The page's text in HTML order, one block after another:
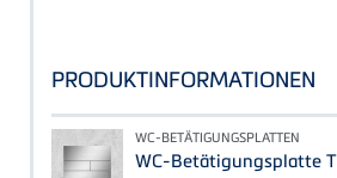
PRODUKTINFORMATIONEN
WC-BETÄTIGUNGSPLATTEN
WC-Betätigungsplatte